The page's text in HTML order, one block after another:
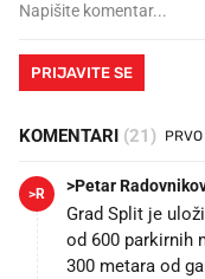
PRIJAVITE SE
KOMENTARI (21)
>R >Petar
Grad Split je
od 600 parkirnih
300 metara od